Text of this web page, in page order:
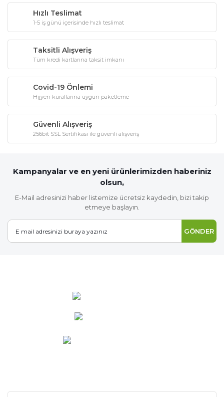
Hızlı Teslimat
1-5 iş günü içerisinde hızlı teslimat
Taksitli Alışveriş
Tüm kredi kartlarına taksit imkanı
Covid-19 Önlemi
Hijyen kurallarına uygun paketleme
Güvenli Alışveriş
256bit SSL Sertifikası ile güvenli alışveriş
Kampanyalar ve en yeni ürünlerimizden haberiniz
olsun,
E-Mail adresinizi haber listemize ücretsiz kaydedin, bizi takip
etmeye başlayın.
GÖNDER